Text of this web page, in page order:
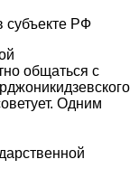
субъекте РФ
общаться с
Одним